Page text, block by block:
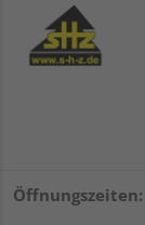
Öffnungszeiten: